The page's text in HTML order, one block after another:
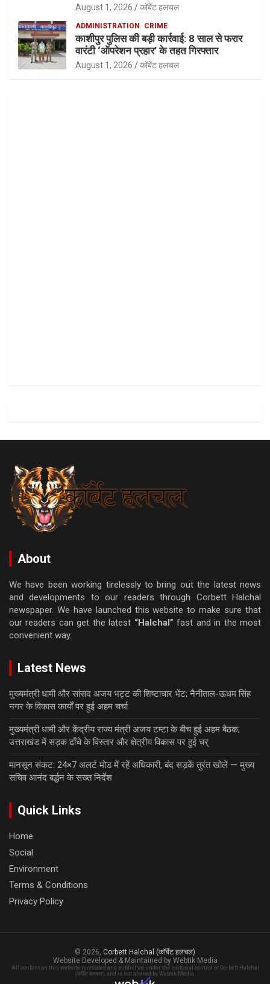
August 1, 2026 कॉर्बेट हलचल
ADMINISTRATION CRIME
काशीपुर पुलिस की बड़ी कार्रवाई: 8 साल से फरार
वारंटी ‘ऑपरेशन प्रहार’ के तहत गिरफ्तार
August 1, 2026 कॉर्बेट हलचल
About
We have been working tirelessly to bring out the latest news
and developments to our readers through Corbett Halchal
newspaper. We have launched this website to make sure that
our readers can get the latest “Halchal” fast and in the most
convenient way.
Latest News
मुख्यमंत्री धामी और सांसद अजय भट्ट की शिष्टाचार भेंट; नैनीताल-ऊधम सिंह
नगर के विकास कार्यों पर हुई अहम चर्चा
मुख्यमंत्री धामी और केंद्रीय राज्य मंत्री अजय टम्टा के बीच हुई अहम बैठक;
उत्तराखंड में सड़क ढाँचे के विस्तार और क्षेत्रीय विकास पर हुई चर्
मानसून संकट: 24×7 अलर्ट मोड में रहें अधिकारी, बंद सड़कें तुरंत खोलें — मुख्य
सचिव आनंद बर्द्धन के सख्त निर्देश
Quick Links
Home
Social
Environment
Terms & Conditions
Privacy Policy
© 2026, Corbett Halchal (कॉर्बेट हलचल)
Website Developed & Maintained by Webtik Media
All content on this website is created and published under the editorial control of Corbett Halchal
(कॉर्बेट हलचल), and is not altered by Webtik Media.